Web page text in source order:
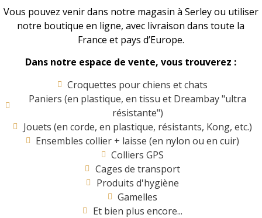
Vous pouvez venir dans notre magasin à Serley ou utiliser
notre boutique en ligne, avec livraison dans toute la
France et pays d’Europe.
Dans notre espace de vente, vous trouverez :
Croquettes pour chiens et chats
Paniers (en plastique, en tissu et Dreambay "ultra
résistante")
Jouets (en corde, en plastique, résistants, Kong, etc.)
Ensembles collier + laisse (en nylon ou en cuir)
Colliers GPS
Cages de transport
Produits d'hygiène
Gamelles
Et bien plus encore...